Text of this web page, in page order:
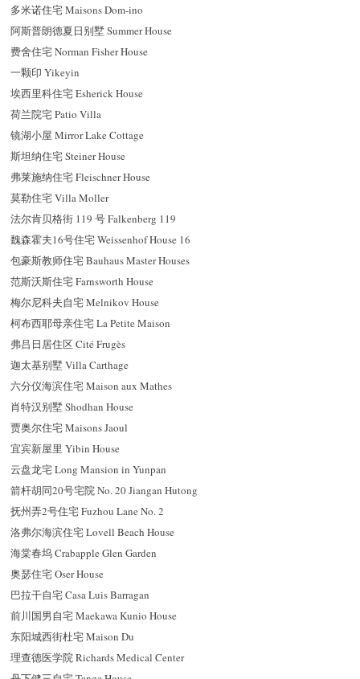
多米诺住宅 Maisons Dom-ino
阿斯普朗德夏日别墅 Summer House
费舍住宅 Norman Fisher House
一颗印 Yikeyin
埃西里科住宅 Esherick House
荷兰院宅 Patio Villa
镜湖小屋 Mirror Lake Cottage
斯坦纳住宅 Steiner House
弗莱施纳住宅 Fleischner House
莫勒住宅 Villa Moller
法尔肯贝格街 119 号 Falkenberg 119
魏森霍夫16号住宅 Weissenhof House 16
包豪斯教师住宅 Bauhaus Master Houses
范斯沃斯住宅 Farnsworth House
梅尔尼科夫自宅 Melnikov House
柯布西耶母亲住宅 La Petite Maison
弗吕日居住区 Cité Frugès
迦太基别墅 Villa Carthage
六分仪海滨住宅 Maison aux Mathes
肖特汉别墅 Shodhan House
贾奥尔住宅 Maisons Jaoul
宜宾新屋里 Yibin House
云盘龙宅 Long Mansion in Yunpan
箭杆胡同20号宅院 No. 20 Jiangan Hutong
抚州弄2号住宅 Fuzhou Lane No. 2
洛弗尔海滨住宅 Lovell Beach House
海棠春坞 Crabapple Glen Garden
奥瑟住宅 Oser House
巴拉干自宅 Casa Luis Barragan
前川国男自宅 Maekawa Kunio House
东阳城西街杜宅 Maison Du
理查德医学院 Richards Medical Center